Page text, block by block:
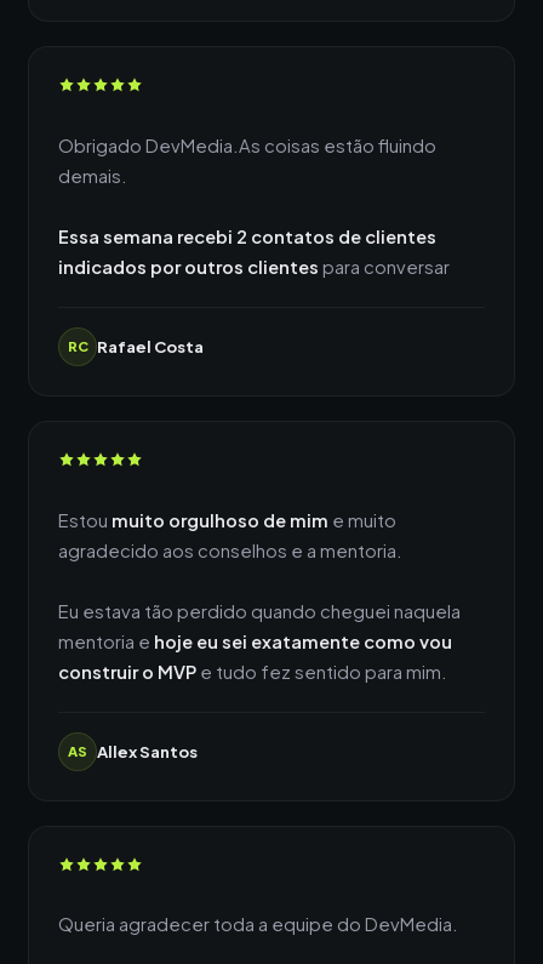
Obrigado DevMedia.As coisas estão fluindo
demais.
Essa semana recebi 2 contatos de clientes
indicados por outros clientes para conversar
RC Rafael Costa
Estou muito orgulhoso de mim e muito
agradecido aos conselhos e a mentoria.
Eu estava tão perdido quando cheguei naquela
mentoria e hoje eu sei exatamente como vou
construir o MVP e tudo fez sentido para mim.
AS Allex Santos
Queria agradecer toda a equipe do DevMedia.